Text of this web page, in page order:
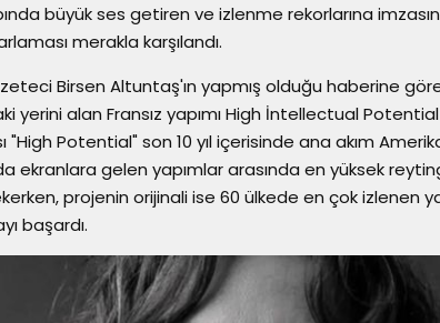
büyük ses getiren ve izlenme rekorlarına
merakla karşılandı.
Birsen Altuntaş'ın yapmış olduğu haberine
yerini alan Fransız yapımı High İntellectual
"High Potential" son 10 yıl içerisinde ana akım
ekranlara gelen yapımlar arasında en yüksek
projenin orijinali ise 60 ülkede en çok izlenen
başardı.